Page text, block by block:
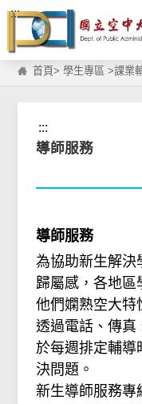
跳到主要內容區塊
:::
首頁>學生專區 >課業
:::
導師服務
導師服務
為協助新生解決
歸屬感，各地區
他們嫻熟空大特
透過電話、傳真
於每週排定輔導
決問題。
新生導師服務專